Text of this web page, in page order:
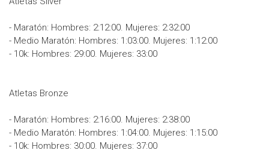
- Maratón: Hombres: 2:12:00. Mujeres: 2:32:00
- Medio Maratón: Hombres: 1:03:00. Mujeres: 1:12:00
- 10k: Hombres: 29:00. Mujeres: 33:00
Atletas Bronze
- Maratón: Hombres: 2:16:00. Mujeres: 2:38:00
- Medio Maratón: Hombres: 1:04:00. Mujeres: 1:15:00
- 10k: Hombres: 30:00. Mujeres: 37:00